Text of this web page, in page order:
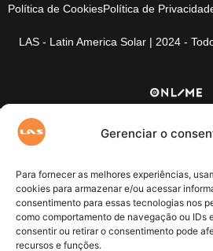
Gerenciar o
Para fornecer as melhores experiências,
cookies para armazenar e/ou acessar
consentimento para essas tecnologias nos
como comportamento de navegação ou IDs
consentir ou retirar o consentimento pode
recursos e funções.
Política de CookiesPolítica de
LAS - Latin America Solar | 2024 -